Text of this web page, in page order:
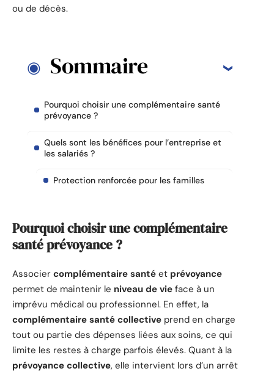
ou de décès.
Sommaire
Pourquoi choisir une complémentaire santé
prévoyance ?
Quels sont les bénéfices pour l’entreprise et
les salariés ?
Protection renforcée pour les familles
Pourquoi choisir une complémentaire
santé prévoyance ?
Associer complémentaire santé et prévoyance
permet de maintenir le niveau de vie face à un
imprévu médical ou professionnel. En effet, la
complémentaire santé collective prend en charge
tout ou partie des dépenses liées aux soins, ce qui
limite les restes à charge parfois élevés. Quant à la
prévoyance collective, elle intervient lors d’un arrêt